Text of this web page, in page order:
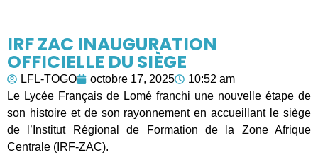
IRF ZAC INAUGURATION
OFFICIELLE DU SIÈGE
LFL-TOGO octobre 17, 2025
10:52 am
Le Lycée Français de Lomé franchi une nouvelle étape de
son histoire et de son rayonnement en accueillant le siège
de l’Institut Régional de Formation de la Zone Afrique
Centrale (IRF-ZAC).